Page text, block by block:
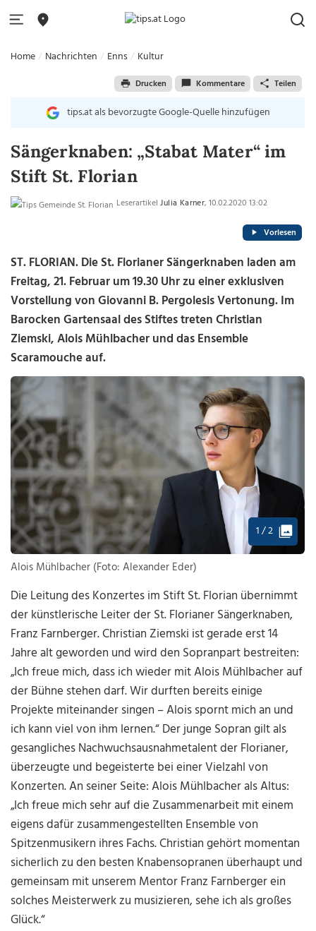
Home Nachrichten Enns Kultur
Drucken Kommentare Teilen
tips.at als bevorzugte Google-Quelle hinzufügen
Sängerknaben: „Stabat Mater“ im
Stift St. Florian
LeserartikelJulia Karner, 10.02.2020 13:02
Vorlesen
ST. FLORIAN. Die St. Florianer Sängerknaben laden am
Freitag, 21. Februar um 19.30 Uhr zu einer exklusiven
Vorstellung von Giovanni B. Pergolesis Vertonung. Im
Barocken Gartensaal des Stiftes treten Christian
Ziemski, Alois Mühlbacher und das Ensemble
Scaramouche auf.
1 / 2
Alois Mühlbacher (Foto: Alexander Eder)
Die Leitung des Konzertes im Stift St. Florian übernimmt
der künstlerische Leiter der St. Florianer Sängerknaben,
Franz Farnberger. Christian Ziemski ist gerade erst 14
Jahre alt geworden und wird den Sopranpart bestreiten:
„Ich freue mich, dass ich wieder mit Alois Mühlbacher auf
der Bühne stehen darf. Wir durften bereits einige
Projekte miteinander singen – Alois spornt mich an und
ich kann viel von ihm lernen.“ Der junge Sopran gilt als
gesangliches Nachwuchsausnahmetalent der Florianer,
überzeugte und begeisterte bei einer Vielzahl von
Konzerten. An seiner Seite: Alois Mühlbacher als Altus:
„Ich freue mich sehr auf die Zusammenarbeit mit einem
eigens dafür zusammengestellten Ensemble von
Spitzenmusikern ihres Fachs. Christian gehört momentan
sicherlich zu den besten Knabensopranen überhaupt und
gemeinsam mit unserem Mentor Franz Farnberger ein
solches Meisterwerk zu musizieren, sehe ich als großes
Glück.“